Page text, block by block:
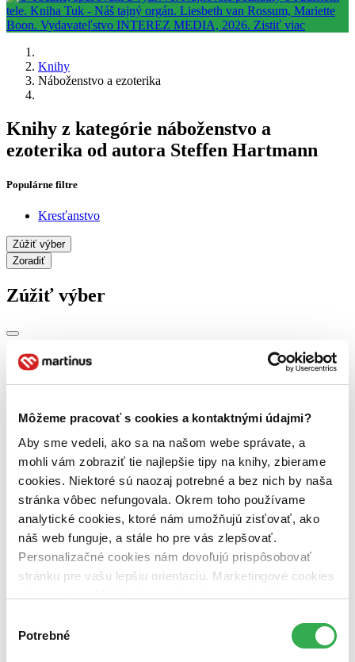
Môžeme pracovať s cookies a kontaktnými údajmi?
Aby sme vedeli, ako sa na našom webe správate, a
mohli vám zobraziť tie najlepšie tipy na knihy, zbierame
cookies. Niektoré sú naozaj potrebné a bez nich by naša
stránka vôbec nefungovala. Okrem toho používame
analytické cookies, ktoré nám umožňujú zisťovať, ako
náš web funguje, a stále ho pre vás zlepšovať.
Personalizačné cookies nám dovoľujú prispôsobovať
stránku pre vašu lepšiu orientáciu. Marketingové cookies
nám pomohlo, keby sme mohli používať všetky tieto
súhlasu
Potrebné
Knihy
Náboženstvo a ezoterika
Knihy z kategórie náboženstvo a
ezoterika od autora Steffen Hartmann
Populárne filtre
Kresťanstvo
Zúžiť výber
Zoradiť
Zúžiť výber
Zobraziť iba
Dostupnosť
na centrálnom sklade (0 titulov)
na centrálnom sklade
predpredaj (0 titulov)predpredaj
pripravujeme (0 titulov)pripravujeme
dostupná (bez vypredaných) (0 titulov)dostupná (bez
vypredaných)
Nové / čítané
nová (0 titulov)nová
čítaná (0 titulov)čítaná
čítaná - výborný stav (0 titulov)
čítaná - výborný stav
čítané verzie
vypredaných kníh